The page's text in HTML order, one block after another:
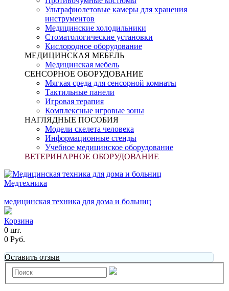
Ультрафиолетовые камеры для хранения
инструментов
Медицинские холодильники
Стоматологические установки
Кислородное оборудование
МЕДИЦИНСКАЯ МЕБЕЛЬ
Медицинская мебель
СЕНСОРНОЕ ОБОРУДОВАНИЕ
Мягкая среда для сенсорной комнаты
Тактильные панели
Игровая терапия
Комплексные игровые зоны
НАГЛЯДНЫЕ ПОСОБИЯ
Модели скелета человека
Информационные стенды
Учебное медицинское оборудование
ВЕТЕРИНАРНОЕ ОБОРУДОВАНИЕ
Медтехника
медицинская техника для дома и больниц
Корзина
0 шт.
0 Руб.
Оставить отзыв